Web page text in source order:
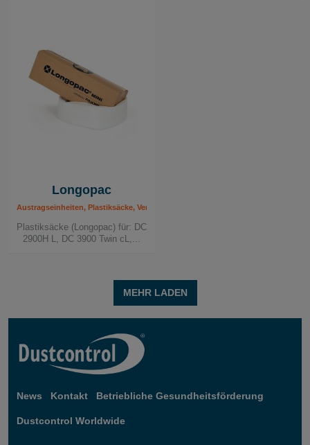
Longopac
Austragseinheiten, Plastiksäcke, Verbrauchsmaterial
Plastiksäcke (Longopac) für: DC
2900H L, DC 3900 Twin cL,...
MEHR LADEN
News Kontakt Betriebliche Gesundheitsförderung
Dustcontrol Worldwide